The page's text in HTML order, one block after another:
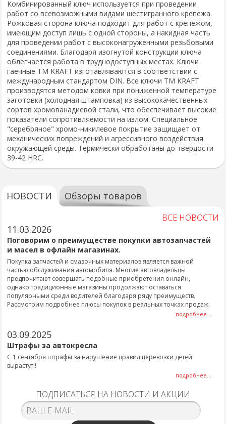
Комбинированный ключ используется при проведении
работ со всевозможными видами шестигранного крепежа.
Рожковая сторона ключа подходит для работ с крепежом,
имеющим доступ лишь с одной стороны, а накидная часть
для проведении работ с высоконагруженными резьбовыми
соединениями. Благодаря изогнутой конструкции ключа
облегчается работа в труднодоступных местах. Ключи
гаечные ТМ KRAFT изготавляваются в соответствии с
международным стандартом DIN. Все ключи ТМ KRAFT
производятся методом ковки при пониженной температуре
заготовки (холодная штамповка) из высококачественных
сортов хромованадиевой стали, что обеспечивает высокие
показатели сопротивляемости на излом. Специальное
"серебряное" хромо-никилевое покрытие защищает от
механических повреждений и агрессивного воздействия
окружающей среды. Термически обработаны до твёрдости
39-42 HRC.
НОВОСТИ Обзоры товаров
ВСЕ НОВОСТИ
11.03.2026
Поговорим о преимуществе покупки автозапчастей
и масел в офлайн магазинах.
Покупка запчастей и смазочных материалов является важной
частью обслуживания автомобиля. Многие автовладельцы
предпочитают совершать подобные приобретения онлайн,
однако традиционные магазины продолжают оставаться
популярными среди водителей благодаря ряду преимуществ.
Рассмотрим подробнее плюсы покупок в реальных точках продаж:
подробнее...
03.09.2025
Штрафы за автокресла
С 1 сентября штрафы за нарушение правил перевозки детей
вырастут!!
подробнее...
ПОДПИСАТЬСЯ НА НОВОСТИ И АКЦИИ